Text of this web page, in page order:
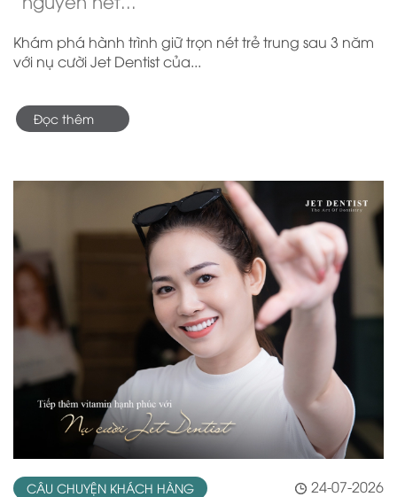
Khám phá hành trình giữ trọn nét trẻ trung sau 3 năm
với nụ cười Jet Dentist của...
Đọc thêm
24-07-2026
CÂU CHUYỆN KHÁCH HÀNG